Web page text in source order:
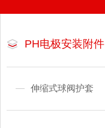
PH电极安装附件
伸缩式球阀护套